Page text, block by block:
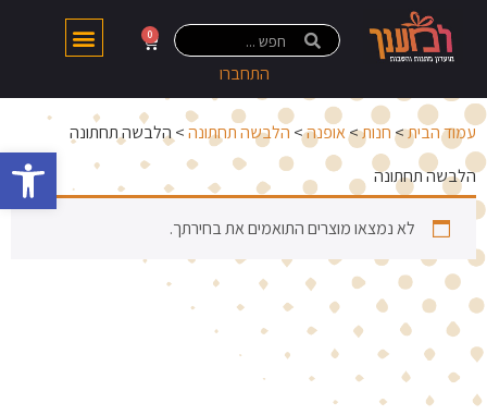
התחברו
0
עמוד הבית>חנות>אופנה> הלבשה תחתונה> הלבשה תחתונה
הלבשה תחתונה
לא נמצאו מוצרים התואמים את בחירתך.